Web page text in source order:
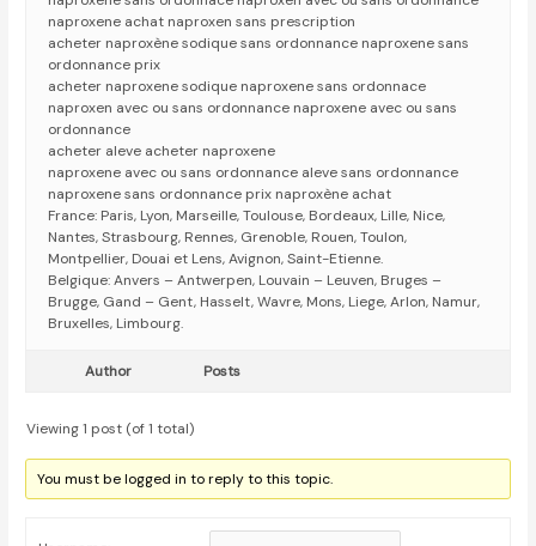
naproxene achat naproxen sans prescription
acheter naproxène sodique sans ordonnance naproxene sans
ordonnance prix
acheter naproxene sodique naproxene sans ordonnace
naproxen avec ou sans ordonnance naproxene avec ou sans
ordonnance
acheter aleve acheter naproxene
naproxene avec ou sans ordonnance aleve sans ordonnance
naproxene sans ordonnance prix naproxène achat
France: Paris, Lyon, Marseille, Toulouse, Bordeaux, Lille, Nice,
Nantes, Strasbourg, Rennes, Grenoble, Rouen, Toulon,
Montpellier, Douai et Lens, Avignon, Saint-Etienne.
Belgique: Anvers – Antwerpen, Louvain – Leuven, Bruges –
Brugge, Gand – Gent, Hasselt, Wavre, Mons, Liege, Arlon, Namur,
Bruxelles, Limbourg.
Author Posts
Viewing 1 post (of 1 total)
You must be logged in to reply to this topic.